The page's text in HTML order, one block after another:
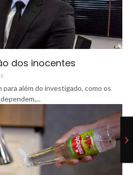
dos inocentes
para além do investigado, como os